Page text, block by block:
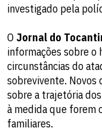
investigado pela
O Jornal do
informações sobre o
circunstâncias do
sobrevivente. Novos
sobre a trajetória
à medida que forem
familiares.